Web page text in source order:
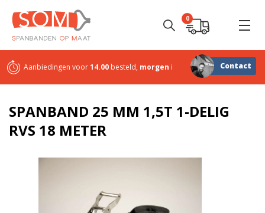
0
Aanbiedingen voor14.00 besteld, morgen in huisSterk in maatwerk
Contact
SPANBAND 25 MM 1,5T 1-DELIG
RVS 18 METER